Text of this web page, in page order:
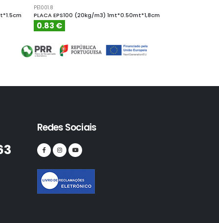
PE1001.8
PLACA EPS100 (20kg/m3) 1mt*0.50mt*1,8cm
0.83 €
Redes Sociais